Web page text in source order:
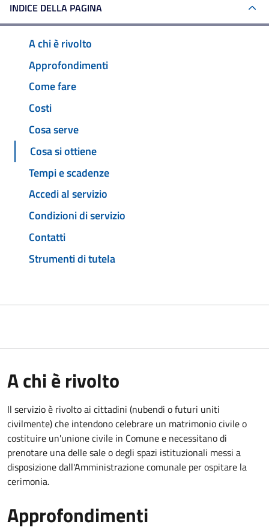
INDICE DELLA PAGINA
A chi è rivolto
Approfondimenti
Come fare
Costi
Cosa serve
Cosa si ottiene
Tempi e scadenze
Accedi al servizio
Condizioni di servizio
Contatti
Strumenti di tutela
A chi è rivolto
Il servizio è rivolto ai cittadini (nubendi o futuri uniti
civilmente) che intendono celebrare un matrimonio civile o
costituire un'unione civile in Comune e necessitano di
prenotare una delle sale o degli spazi istituzionali messi a
disposizione dall'Amministrazione comunale per ospitare la
cerimonia.
Approfondimenti